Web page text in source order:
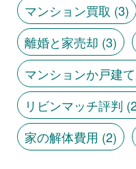
マンション買取 (3)
離婚と家売却 (3)
マンションか戸建
リビンマッチ評判
家の解体費用 (2)